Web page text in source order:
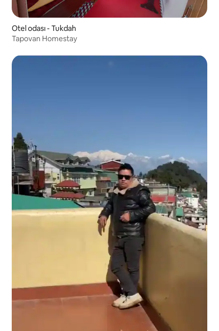
Otel odası - Tukdah
Tapovan Homestay